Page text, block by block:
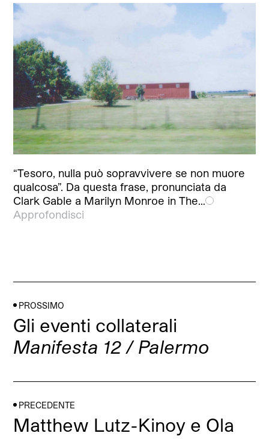
“Tesoro, nulla può sopravvivere se non muore
qualcosa”. Da questa frase, pronunciata da
Clark Gable a Marilyn Monroe in The…
Approfondisci
PROSSIMO
Gli eventi collaterali
Manifesta 12 / Palermo
PRECEDENTE
Matthew Lutz-Kinoy e Ola